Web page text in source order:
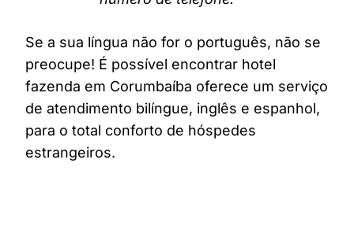
Se a sua língua não for o português, não se
preocupe! É possível encontrar hotel
fazenda em Corumbaíba oferece um serviço
de atendimento bilíngue, inglês e espanhol,
para o total conforto de hóspedes
estrangeiros.